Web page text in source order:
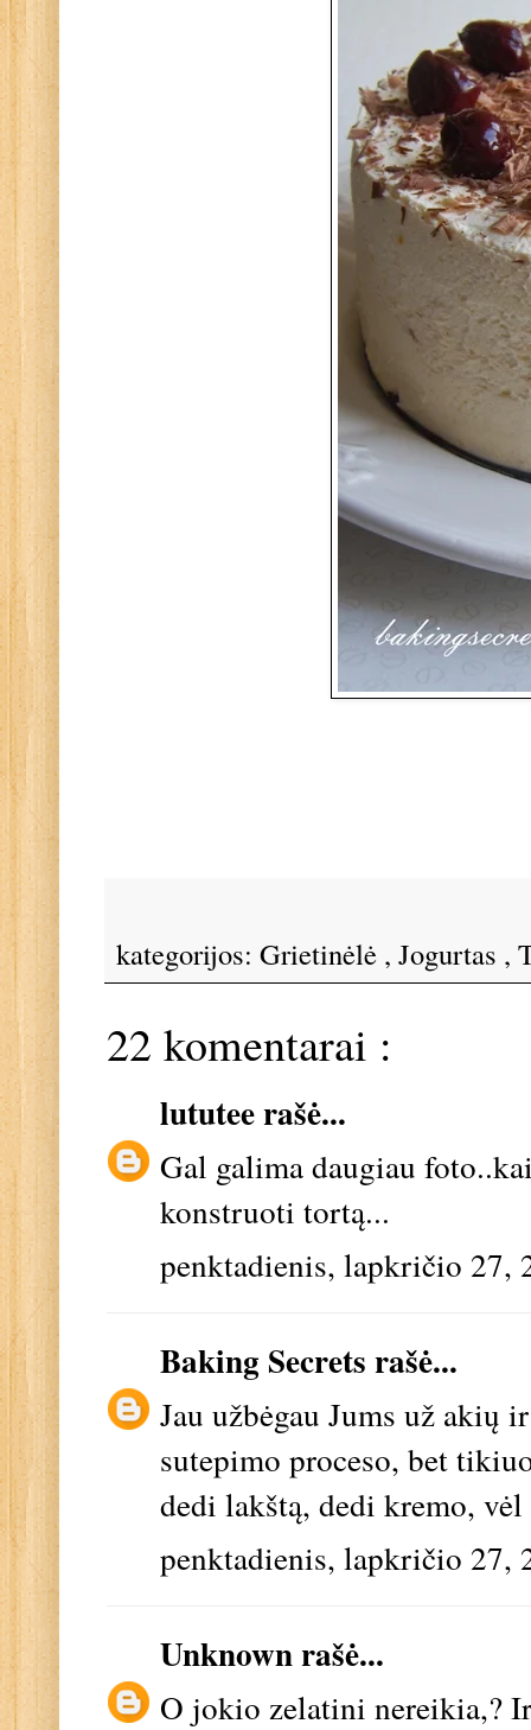
kategorijos: Grietinėlė , Jogurtas ,
22 komentarai :
lututeerašė...
Gal galima daugiau
konstruoti tortą...
penktadienis, lapkričio 27,
Baking Secrets rašė...
Jau užbėgau Jums už akių
sutepimo proceso, bet
dedi lakštą, dedi kremo,
penktadienis, lapkričio 27,
Unknownrašė...
O jokio zelatini nereikia,?